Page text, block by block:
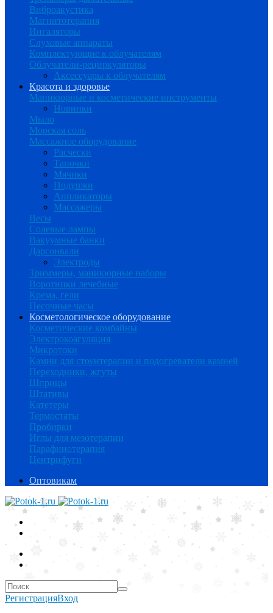
Виброакустика
Магнитотерапия
Ингаляторы
Слуховые аппараты
Комплектующие к облучателям
Облучатели-рециркуляторы
Аксессуары к облучателям
Красота и здоровье
Маникюрные и косметические инструменты
Новинки
Мыло
Морская соль
Массажное оборудование
Расчески
Тапочки
Мячики
Подушки
Аппликаторы
Массажеры
Весы
Солевые лампы
Вакуумные банки
Дарсонвали
Электроды
Триммеры, маникюрные наборы
Воротники лечебные
Крема, гели
Песочные часы
Косметологическое оборудование
Косметические комбайны
Электрокоагуляция
Микротоки
Камни для стоунтерапии и подогреватели камней
Переходники, жгуты
Шприцы
Штативы
Катетеры
Термостаты
Пробирки
Иглы для мезотерапии
Парафинотерапия
Центрифуги
Оптовикам
РегистрацияВход